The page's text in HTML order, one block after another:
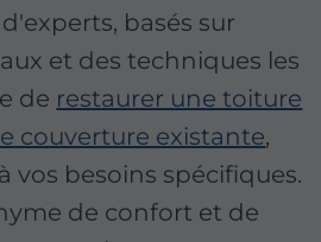
basés sur
et des techniques les
de restaurer une toiture
couverture existante,
vos besoins spécifiques.
de confort et de